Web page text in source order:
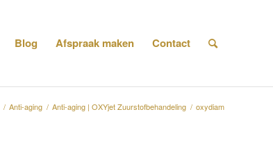
Blog Afspraak maken Contact
/ Anti-aging / Anti-aging | OXYjet Zuurstofbehandeling / oxydiam